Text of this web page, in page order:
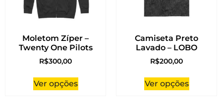
Moletom Zíper –
Twenty One Pilots
R$300,00
Ver opções
Camiseta Preto
Lavado – LOBO
R$200,00
Ver opções